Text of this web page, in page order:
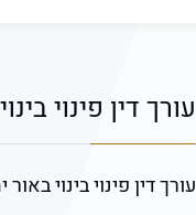
עורך דין פינוי
עורך דין פינוי בינוי באור